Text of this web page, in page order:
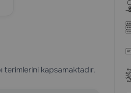
terimlerini kapsamaktadır.